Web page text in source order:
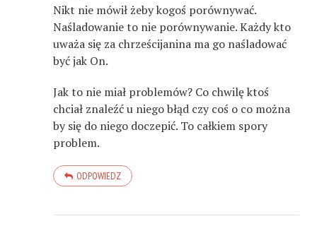
Nikt nie mówił żeby kogoś porównywać.
Naśladowanie to nie porównywanie. Każdy kto
uważa się za chrześcijanina ma go naśladować
być jak On.
Jak to nie miał problemów? Co chwilę ktoś
chciał znaleźć u niego błąd czy coś o co można
by się do niego doczepić. To całkiem spory
problem.
ODPOWIEDZ